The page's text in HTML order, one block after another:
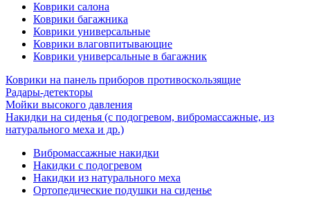
Коврики салона
Коврики багажника
Коврики универсальные
Коврики влаговпитывающие
Коврики универсальные в багажник
Коврики на панель приборов противоскользящие
Радары-детекторы
Мойки высокого давления
Накидки на сиденья (с подогревом, вибромассажные, из
натурального меха и др.)
Вибромассажные накидки
Накидки с подогревом
Накидки из натурального меха
Ортопедические подушки на сиденье